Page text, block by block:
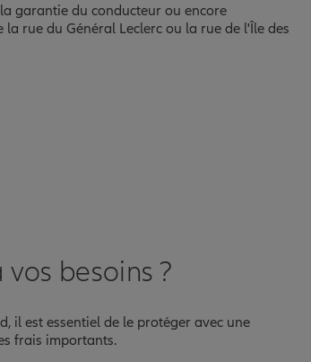
garantie du conducteur ou encore
rue du Général Leclerc ou la rue de l'Île des
besoins ?
il est essentiel de le protéger avec une
frais importants.